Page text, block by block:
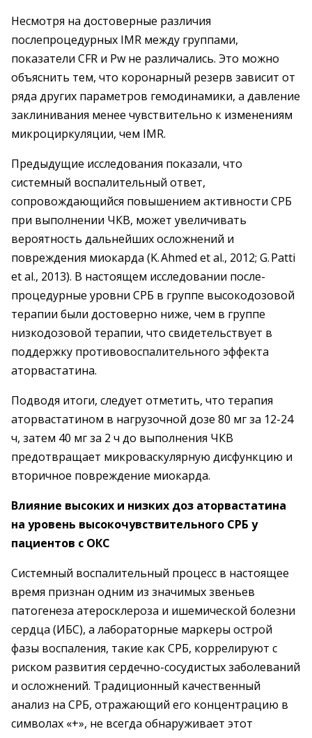
Несмотря на достоверные различия
послепроцедурных IMR между группами,
показатели CFR и Pw не различались. Это можно
объяснить тем, что коронарный резерв зависит от
ряда других параметров гемодинамики, а давление
заклинивания менее чувствительно к изменениям
микроциркуляции, чем IMR.
Предыдущие исследования показали, что
системный воспалительный ответ,
сопровождающийся повышением активности СРБ
при выполнении ЧКВ, может увеличивать
вероятность дальнейших осложнений и
повреждения миокарда (K. Ahmed et al., 2012; G. Patti
et al., 2013). В настоящем исследовании после­
процедурные уровни СРБ в группе высокодозовой
терапии были достоверно ниже, чем в группе
низкодозовой терапии, что свидетельствует в
поддержку противовоспалительного эффекта
аторвастатина.
Подводя итоги, следует отметить, что терапия
аторвастатином в нагрузочной дозе 80 мг за 12-24
ч, затем 40 мг за 2 ч до выполнения ЧКВ
предотвращает микроваскулярную дисфункцию и
вторичное повреждение миокарда.
Влияние высоких и низких доз аторвастатина
на уровень высокочувствительного СРБ у
пациентов с ОКС
Системный воспалительный процесс в настоящее
время признан одним из значимых звеньев
патогенеза атеросклероза и ишемической болезни
сердца (ИБС), а лабораторные маркеры острой
фазы воспаления, такие как СРБ, коррелируют с
риском развития сердечно-сосудистых заболеваний
и осложнений. Традиционный качественный
анализ на СРБ, отражающий его концентрацию в
символах «+», не всегда обнаруживает этот